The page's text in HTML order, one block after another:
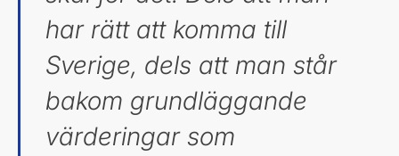
har rätt att komma till
Sverige, dels att man står
bakom grundläggande
värderingar som